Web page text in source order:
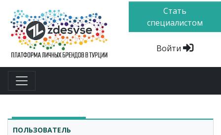
Стать
специалистом
Войти
ПОЛЬЗОВАТЕЛЬ